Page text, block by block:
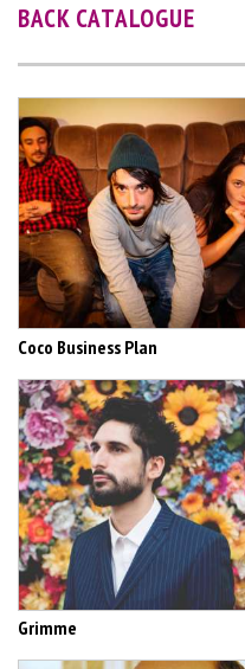
BACK CATALOGUE
Coco Business Plan
Grimme